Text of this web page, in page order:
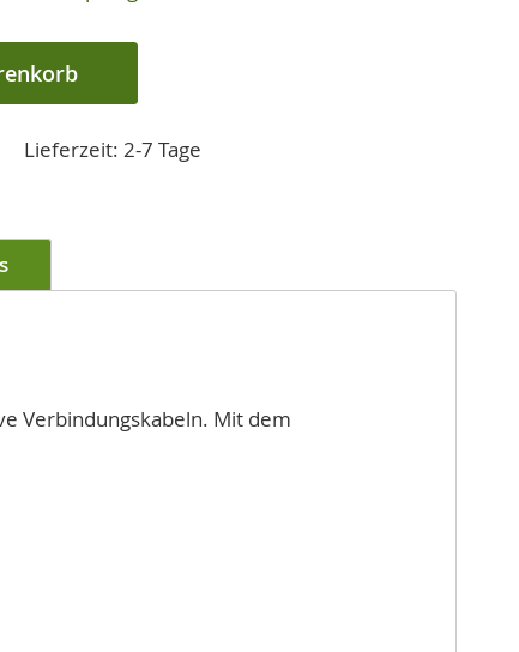
Lieferzeit: 2-7 Tage
Verbindungskabeln. Mit dem